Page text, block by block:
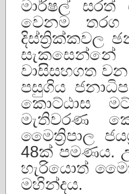
මාර්ෂල් සරත්
වෙනම
දිස්ත්‍රික්කවල
වාසිසහගත
පසුගිය
කොට්ඨාස
මැතිවරණ
මෛත්‍රිපාල
48ක් පමණය.
හැරියොත්
මහින්දය.